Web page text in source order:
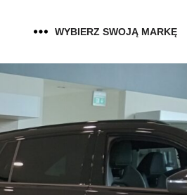
WYBIERZ SWOJĄ MARKĘ